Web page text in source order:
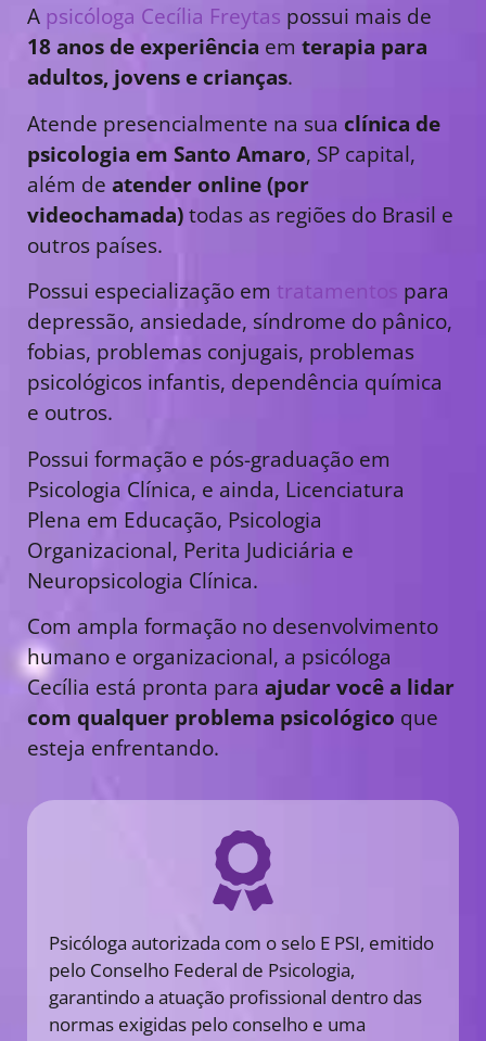
A psicóloga Cecília Freytas possui mais de
18 anos de experiência em terapia para
adultos, jovens e crianças.
Atende presencialmente na sua clínica de
psicologia em Santo Amaro, SP capital,
além de atender online (por
videochamada)todas as regiões do Brasil e
outros países.
Possui especialização em tratamentos para
depressão, ansiedade, síndrome do pânico,
fobias, problemas conjugais, problemas
psicológicos infantis, dependência química
e outros.
Possui formação e pós-graduação em
Psicologia Clínica, e ainda, Licenciatura
Plena em Educação, Psicologia
Organizacional, Perita Judiciária e
Neuropsicologia Clínica.
Com ampla formação no desenvolvimento
humano e organizacional, a psicóloga
Cecília está pronta para ajudar você a lidar
com qualquer problema psicológico que
esteja enfrentando.
Psicóloga autorizada com o selo E PSI, emitido
pelo Conselho Federal de Psicologia,
garantindo a atuação profissional dentro das
normas exigidas pelo conselho e uma